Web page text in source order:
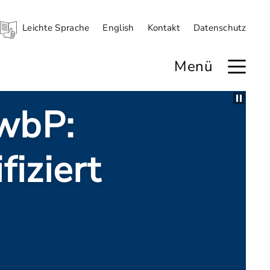
Leichte Sprache English Kontakt Datenschutz
Menü
auf